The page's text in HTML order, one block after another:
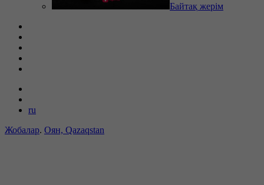
Байтақ жерім
ru
Жобалар. Оян, Qazaqstan